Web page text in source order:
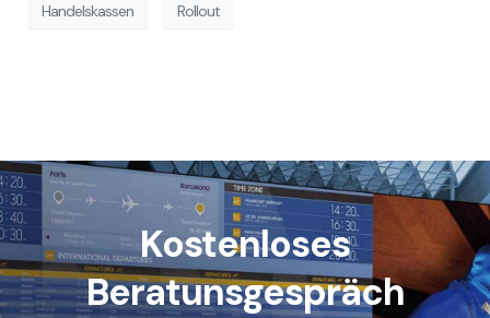
Handelskassen Rollout
Kostenloses
Beratunsgespräch